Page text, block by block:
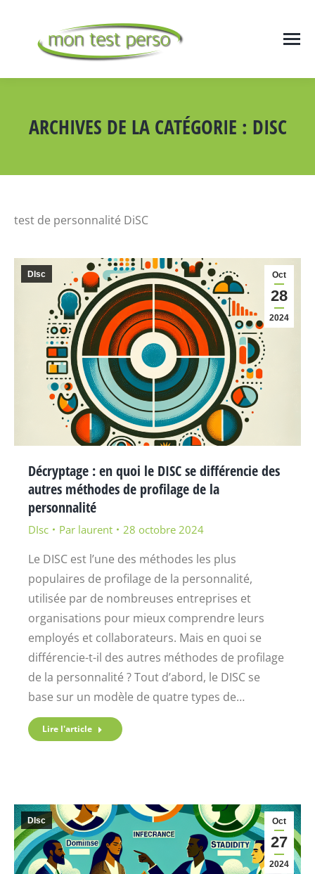
ARCHIVES DE LA CATÉGORIE : DISC
test de personnalité DiSC
Oct
28
2024
DIsc
Décryptage : en quoi le DISC se différencie des
autres méthodes de profilage de la
personnalité
DIsc Par laurent 28 octobre 2024
Le DISC est l’une des méthodes les plus
populaires de profilage de la personnalité,
utilisée par de nombreuses entreprises et
organisations pour mieux comprendre leurs
employés et collaborateurs. Mais en quoi se
différencie-t-il des autres méthodes de profilage
de la personnalité ? Tout d’abord, le DISC se
base sur un modèle de quatre types de…
Lire l'article
Oct
27
2024
DIsc